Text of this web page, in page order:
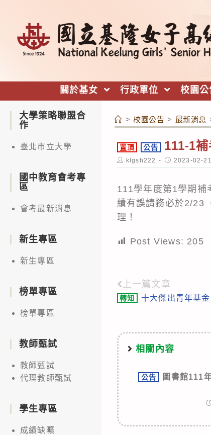
關於基女 行政單位 校園公
> 校園公告 > 最新消息
置頂 公告 111-1
Post
author:
klgsh222
Post
published:
2023-02-21
111學年度第1學期補
績有誤請務必於2/23
理！
Post Views: 205
Read
more
上一篇文章
轉知 十大傑出青年基
相關內容
公告
圖書館111
大學策略聯盟合
作
臺北市立大學
國中教育會考專
區
會考最新消息
新生專區
新生專區
榜單專區
榜單專區
教師甄試
教師甄試
代理教師甄試
學生專區
成績缺曠